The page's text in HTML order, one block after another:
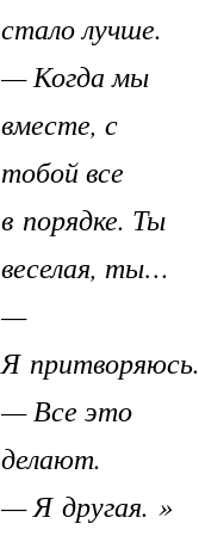
стало лучше.
— Когда мы
вместе, с
тобой все
в порядке. Ты
веселая, ты…
—
Я притворяюсь.
— Все это
делают.
— Я другая. »